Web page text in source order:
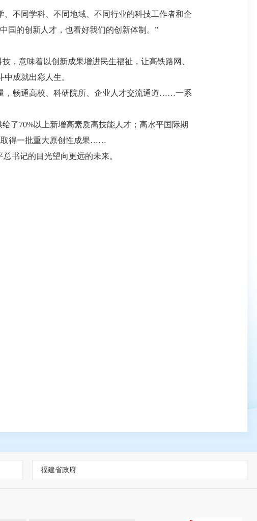
不同学科、不同地域、不同行业的科技工作者和企
国的创新人才，也看好我们的创新体制。”
意味着以创新成果增进民生福祉，让高铁路网、
成就出彩人生。
畅通高校、科研院所、企业人才交流通道……一系
了70%以上新增高素质高技能人才；高水平国际期
取得一批重大原创性成果……
书记的目光望向更远的未来。
福建省政府